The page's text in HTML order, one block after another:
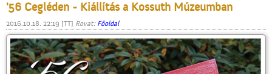
'56 Cegléden - Kiállítás a Kossuth Múzeumban
2016.10.18. 22:19 [TT] Rovat: Főoldal